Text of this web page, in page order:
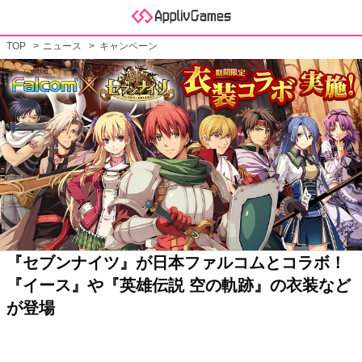
TOP ニュース キャンペーン
『セブンナイツ』が日本ファルコムとコラボ！
『イース』や『英雄伝説 空の軌跡』の衣装など
が登場